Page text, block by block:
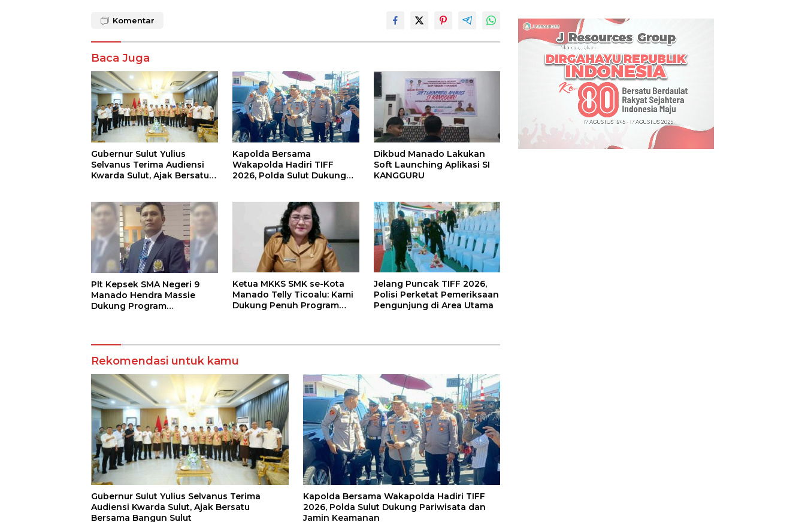
Komentar
Baca Juga
Gubernur Sulut Yulius
Selvanus Terima Audiensi
Kwarda Sulut, Ajak Bersatu
Kapolda Bersama
Wakapolda Hadiri TIFF
2026, Polda Sulut Dukung
Dikbud Manado Lakukan
Soft Launching Aplikasi SI
KANGGURU
Plt Kepsek SMA Negeri 9
Manado Hendra Massie
Dukung Program
Ketua MKKS SMK se-Kota
Manado Telly Ticoalu: Kami
Dukung Penuh Program
Jelang Puncak TIFF 2026,
Polisi Perketat Pemeriksaan
Pengunjung di Area Utama
Rekomendasi untuk kamu
Gubernur Sulut Yulius Selvanus Terima
Audiensi Kwarda Sulut, Ajak Bersatu
Bersama Bangun Sulut
Kapolda Bersama Wakapolda Hadiri TIFF
2026, Polda Sulut Dukung Pariwisata dan
Jamin Keamanan
Piala Wali Kota
Manado